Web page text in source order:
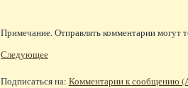
Примечание. Отправлять комментарии могут
Следующее
Подписаться на: Комментарии к сообщению